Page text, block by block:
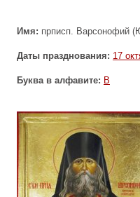
Имя: прписп. Варсонофий
Даты празднования: 17
Буква в алфавите: В